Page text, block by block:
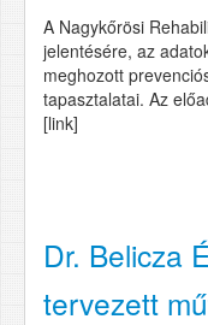
A Nagykőrösi
jelentésére, az
meghozott
tapasztalatai. Az
[link]
Dr. Belicza
tervezett